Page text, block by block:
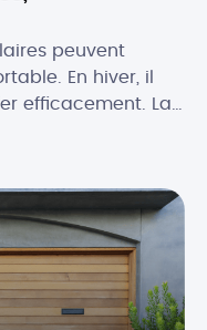
peuvent
En hiver, il
efficacement. La
ou pompe à
[…]